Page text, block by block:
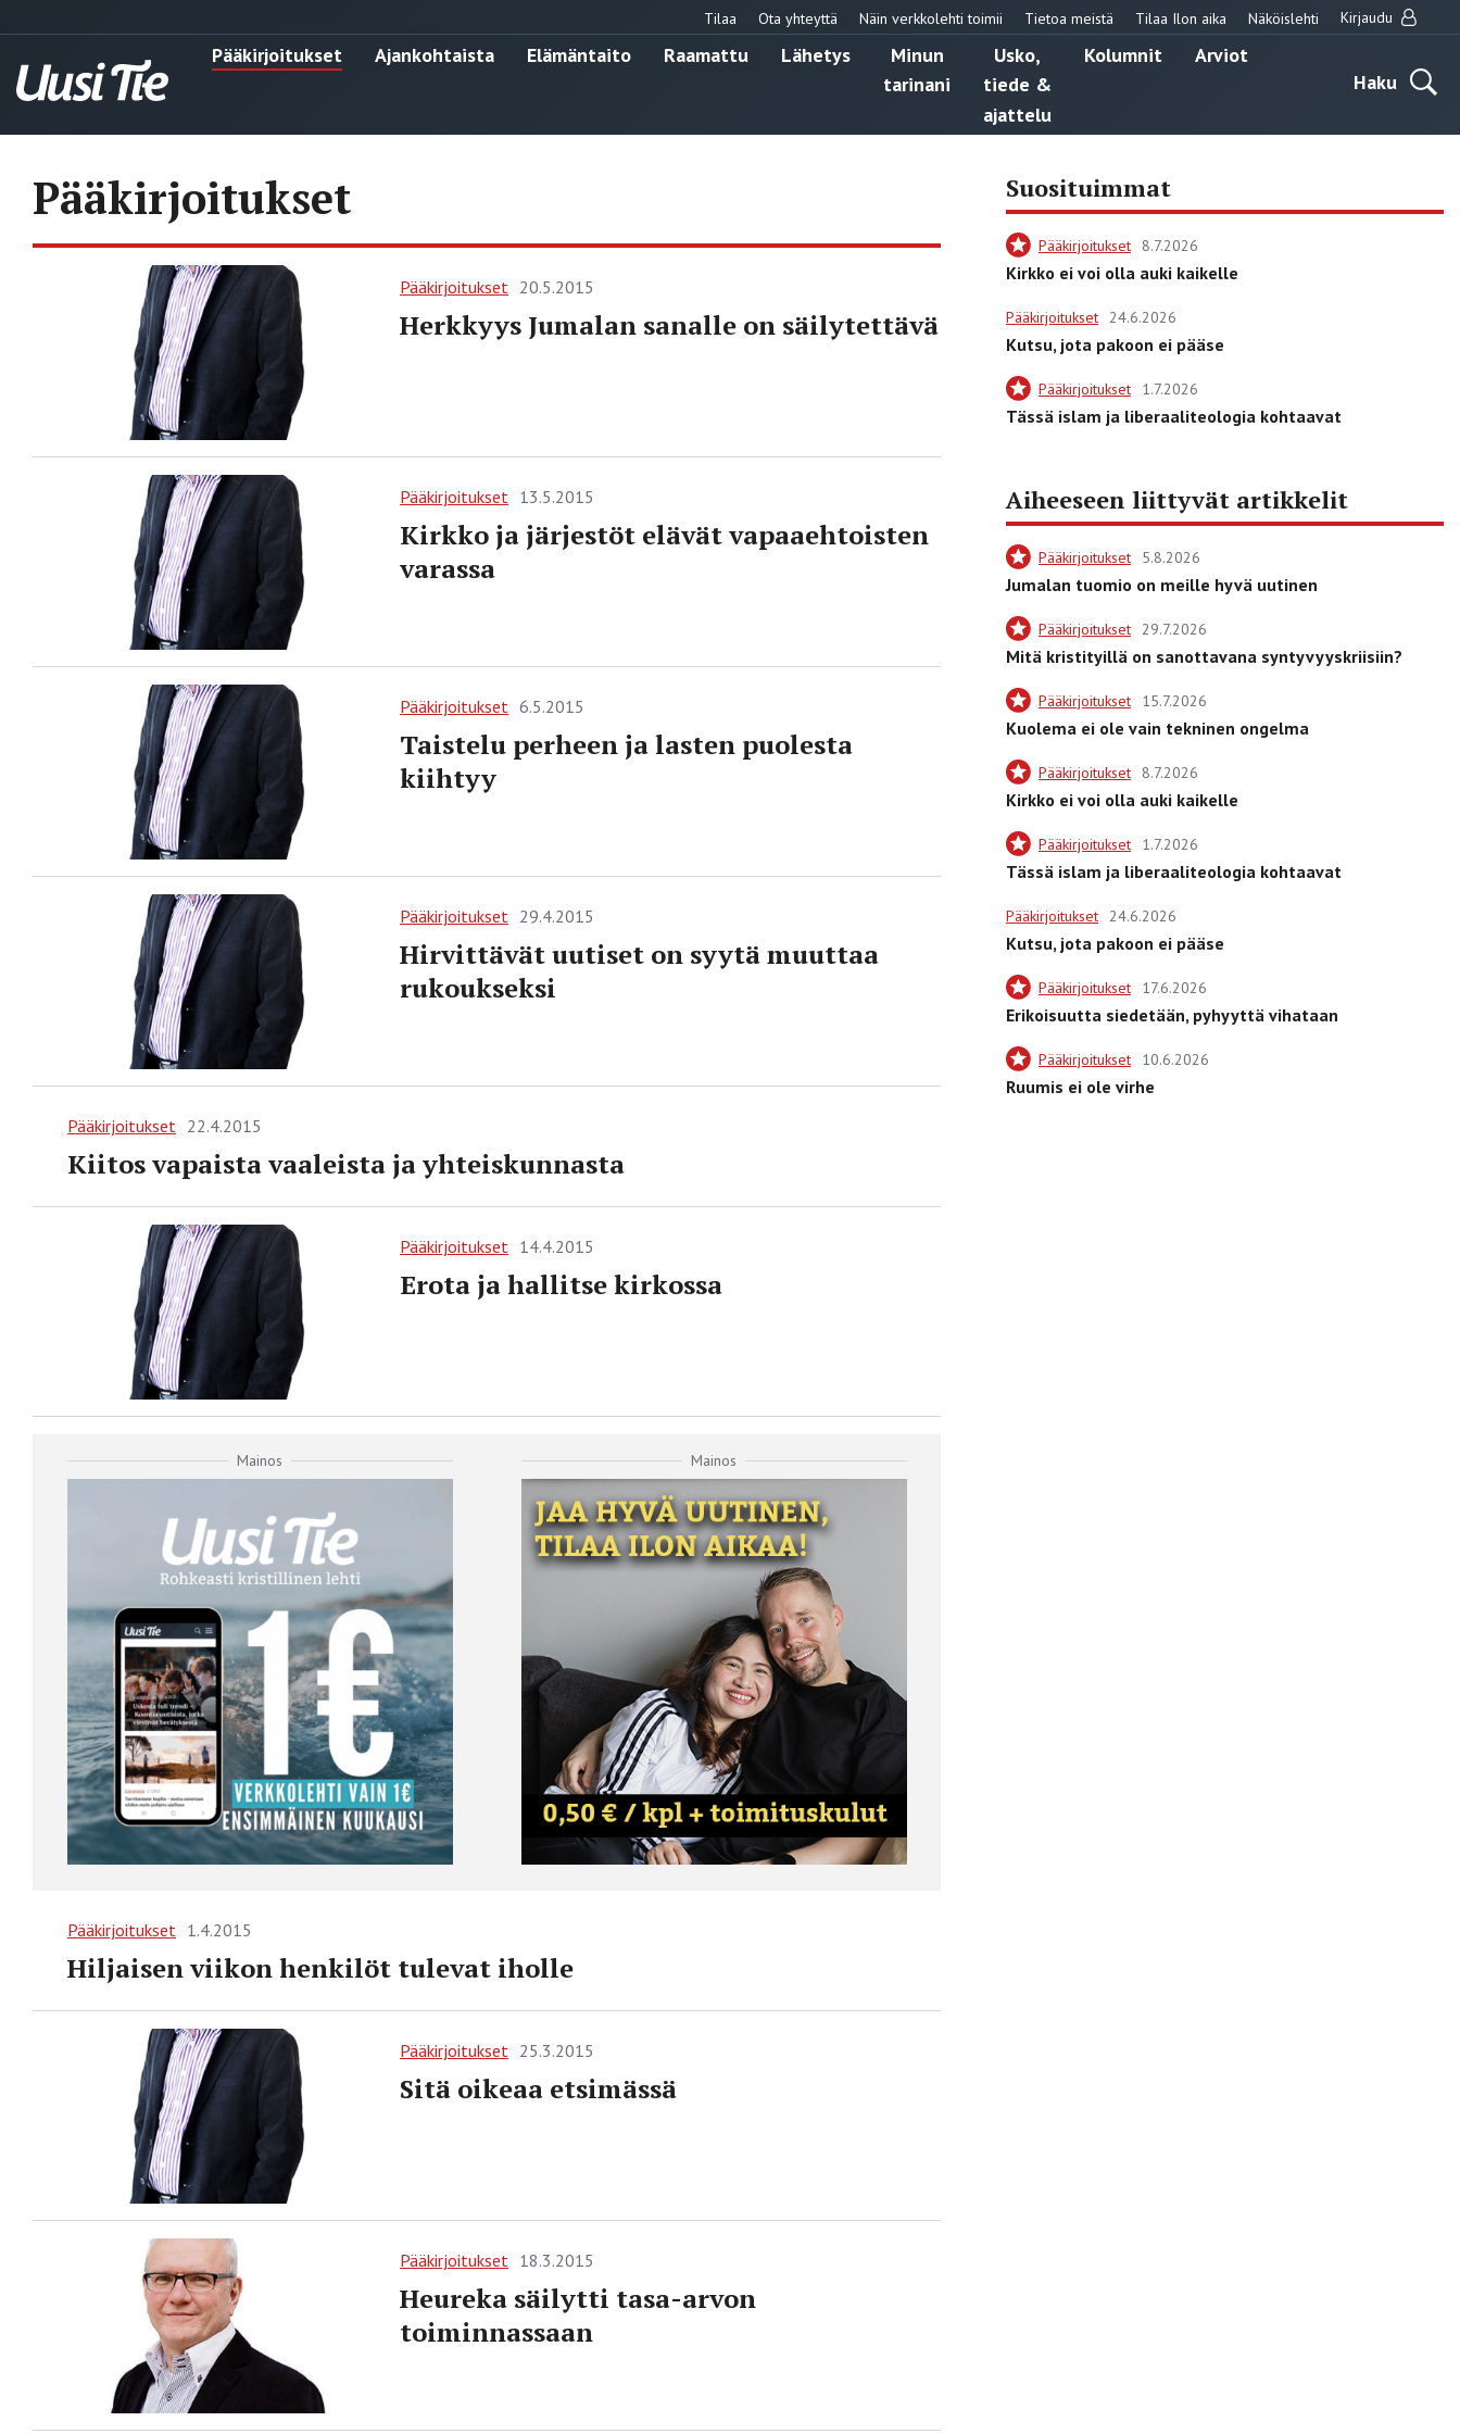
Tilaa Ota yhteyttä Näin verkkolehti toimii Tietoa meistä Tilaa Ilon aika Näköislehti Kirjaudu
Pääkirjoitukset Ajankohtaista Elämäntaito Raamattu Lähetys
Minun
tarinani
Usko,
tiede &
ajattelu
Kolumnit
Arviot
Haku
Pääkirjoitukset
Pääkirjoitukset 20.5.2015
Herkkyys Jumalan sanalle on säilytettävä
Pääkirjoitukset 13.5.2015
Kirkko ja järjestöt elävät vapaaehtoisten
varassa
Pääkirjoitukset 6.5.2015
Taistelu perheen ja lasten puolesta
kiihtyy
Pääkirjoitukset 29.4.2015
Hirvittävät uutiset on syytä muuttaa
rukoukseksi
Pääkirjoitukset 22.4.2015
Kiitos vapaista vaaleista ja yhteiskunnasta
Pääkirjoitukset 14.4.2015
Erota ja hallitse kirkossa
Mainos Mainos
Pääkirjoitukset 1.4.2015
Hiljaisen viikon henkilöt tulevat iholle
Pääkirjoitukset 25.3.2015
Sitä oikeaa etsimässä
Pääkirjoitukset 18.3.2015
Heureka säilytti tasa-arvon
toiminnassaan
Suosituimmat
Pääkirjoitukset 8.7.2026
Kirkko ei voi olla auki kaikelle
Pääkirjoitukset 24.6.2026
Kutsu, jota pakoon ei pääse
Pääkirjoitukset 1.7.2026
Tässä islam ja liberaaliteologia kohtaavat
Aiheeseen liittyvät artikkelit
Pääkirjoitukset 5.8.2026
Jumalan tuomio on meille hyvä uutinen
Pääkirjoitukset 29.7.2026
Mitä kristityillä on sanottavana syntyvyyskriisiin?
Pääkirjoitukset 15.7.2026
Kuolema ei ole vain tekninen ongelma
Pääkirjoitukset 8.7.2026
Kirkko ei voi olla auki kaikelle
Pääkirjoitukset 1.7.2026
Tässä islam ja liberaaliteologia kohtaavat
Pääkirjoitukset 24.6.2026
Kutsu, jota pakoon ei pääse
Pääkirjoitukset 17.6.2026
Erikoisuutta siedetään, pyhyyttä vihataan
Pääkirjoitukset 10.6.2026
Ruumis ei ole virhe